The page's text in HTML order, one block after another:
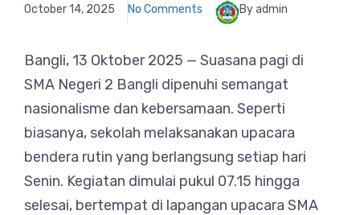
October 14, 2025 No Comments By admin
Bangli, 13 Oktober 2025 — Suasana pagi di
SMA Negeri 2 Bangli dipenuhi semangat
nasionalisme dan kebersamaan. Seperti
biasanya, sekolah melaksanakan upacara
bendera rutin yang berlangsung setiap hari
Senin. Kegiatan dimulai pukul 07.15 hingga
selesai, bertempat di lapangan upacara SMA